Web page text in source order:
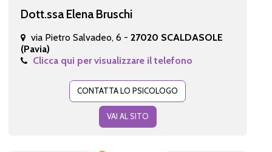
Dott.ssa Elena Bruschi
via Pietro Salvadeo, 6 - 27020 SCALDASOLE
(Pavia)
Clicca qui per visualizzare il telefono
CONTATTA LO PSICOLOGO
VAI AL SITO